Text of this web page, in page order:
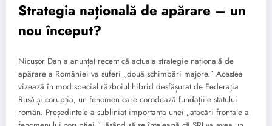
Strategia națională de apărare – un
nou început?
Nicușor Dan a anunțat recent că actuala strategie națională de
apărare a României va suferi „două schimbări majore.” Acestea
vizează în mod special războiul hibrid desfășurat de Federația
Rusă și corupția, un fenomen care corodează fundațiile statului
român. Președintele a subliniat importanța unei „atacări frontale a